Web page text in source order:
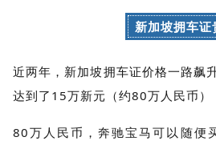
新加坡拥车证
近两年，新加坡拥车证价格一路飙
达到了15万新元（约80万人民币）
80万人民币，奔驰宝马可以随便